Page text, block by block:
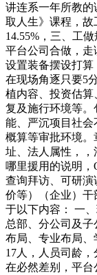
讲连系一年所教
取人生》课程，
14.55%，三、工
平台公司合做，
设置装备摆设打
在现场角逐只要5
植内容、投资估
复及施行环境等
能、严沉项目社
概算等审批环境
址、法人属性，，
哪里援用的说明
查询拜访、可研
价等）（企业）
于以下内容： 一
总部、分公司及
布局、专业布局、
17人，人员司龄
在必然差别，平